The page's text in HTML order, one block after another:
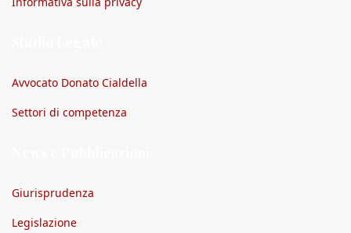
Avvocato Donato Cialdella
Settori di competenza
Giurisprudenza
Legislazione